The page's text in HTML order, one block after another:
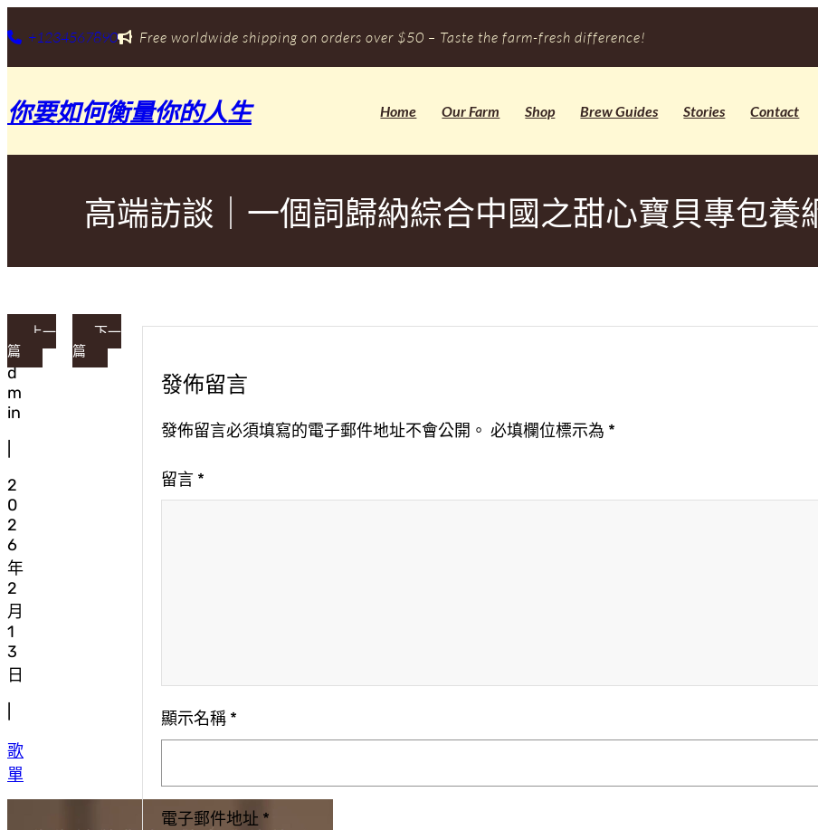
至
要
容
+1234567890 Free worldwide shipping on orders over $50 – Taste the farm-fresh difference!
你要如何衡量你的人生 Home Our Farm Shop Brew Guides Stories Contact
高端訪談｜一個詞歸納綜合中國之甜心寶貝專包養
a
d
m
in
2
0
2
6
年
2
月
1
3
日
歌
單
上一
篇
下一
篇
發佈留言
發佈留言必須填寫的電子郵件地址不會公開。 必填欄位標示為 *
留言 *
顯示名稱 *
電子郵件地址 *